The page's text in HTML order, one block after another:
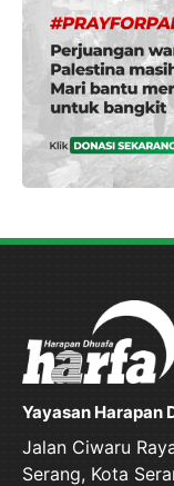
Yayasan Harapan
Jalan Ciwaru
Serang, Kota